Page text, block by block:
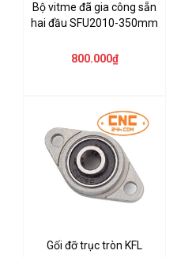
Bộ vitme đã gia công sẵn
hai đầu SFU2010-350mm
800.000₫
Gối đỡ trục tròn KFL